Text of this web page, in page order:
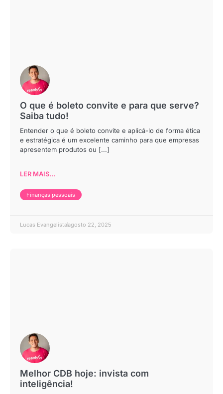
O que é boleto convite e para que serve?
Saiba tudo!
Entender o que é boleto convite e aplicá-lo de forma ética
e estratégica é um excelente caminho para que empresas
apresentem produtos ou [...]
LER MAIS...
Finanças pessoais
Lucas Evangelistaagosto 22, 2025
Melhor CDB hoje: invista com
inteligência!